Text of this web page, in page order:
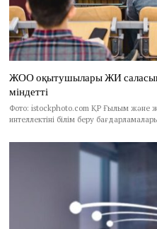
ЖОО оқытушылары ЖИ
міндетті
Фото: istockphoto.com ҚР Ғылым және
интеллектіні білім беру